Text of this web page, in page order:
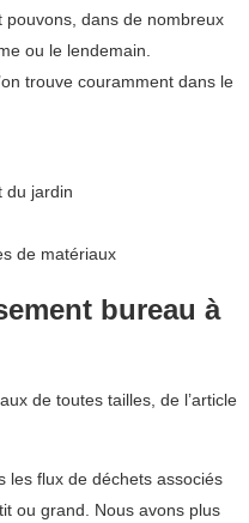
dans de nombreux
ou le lendemain.
trouve couramment dans le
du jardin
de matériaux
bureau à
de toutes tailles, de l’article
les flux de déchets associés
ou grand. Nous avons plus